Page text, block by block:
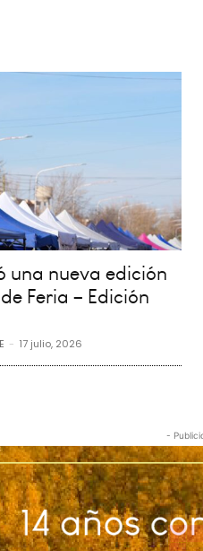
una nueva edición
Feria – Edición
- 17 julio, 2026
-